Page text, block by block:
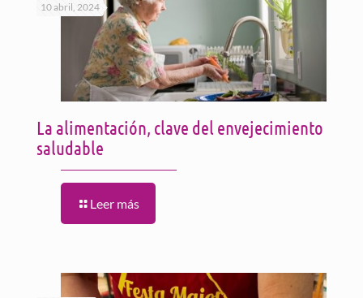
10 abril, 2024
La alimentación, clave del envejecimiento
saludable
Leer más